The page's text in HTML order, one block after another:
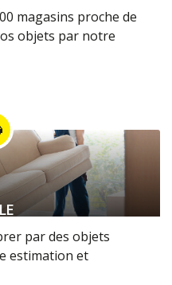
magasins proche de
objets par notre
par des objets
estimation et